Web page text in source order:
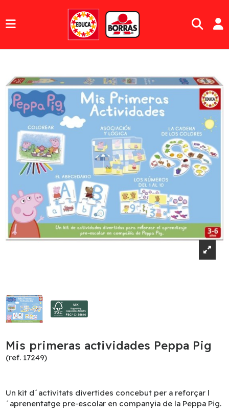
Mis primeras actividades Peppa Pig
(ref. 17249)
Un kit d´activitats divertides concebut per a reforçar l
´aprenentatge pre-escolar en companyia de la Peppa Pig.